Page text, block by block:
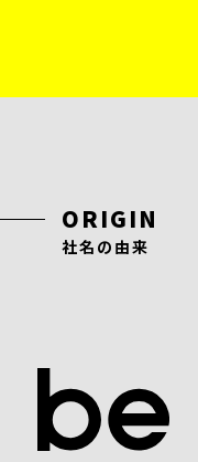
ORIGIN
社名の由来